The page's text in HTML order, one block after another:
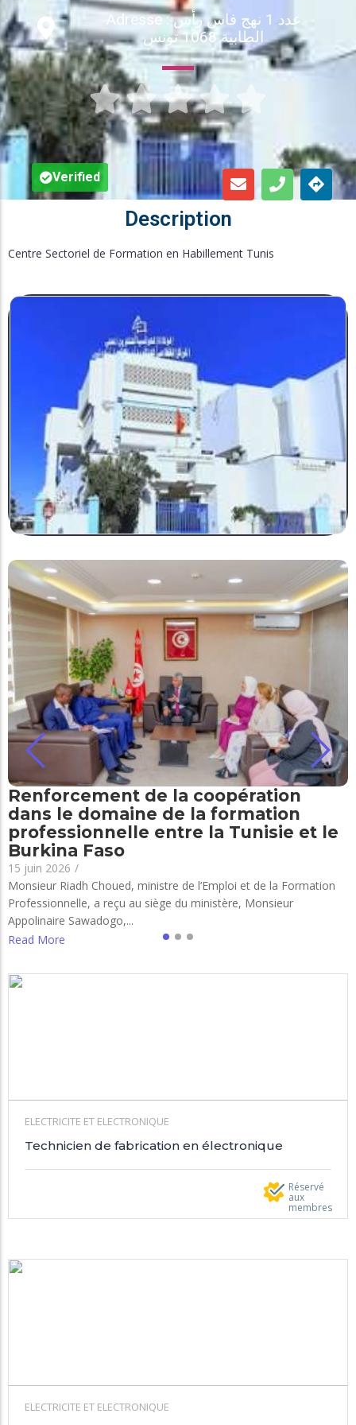
Inscription en Ligne
Bourses
Foire aux Questions
Adresse : عدد 1 نهج فاس رأس
الطابية 1068 تونس

Verified
Description
Centre Sectoriel de Formation en Habillement Tunis
Renforcement de la coopération
dans le domaine de la formation
professionnelle entre la Tunisie et le
Burkina Faso
15 juin 2026 /
Monsieur Riadh Choued, ministre de l’Emploi et de la Formation
Professionnelle, a reçu au siège du ministère, Monsieur
Appolinaire Sawadogo,...
Read More
ELECTRICITE ET ELECTRONIQUE
Technicien de fabrication en électronique
Réservé
aux
membres
ELECTRICITE ET ELECTRONIQUE